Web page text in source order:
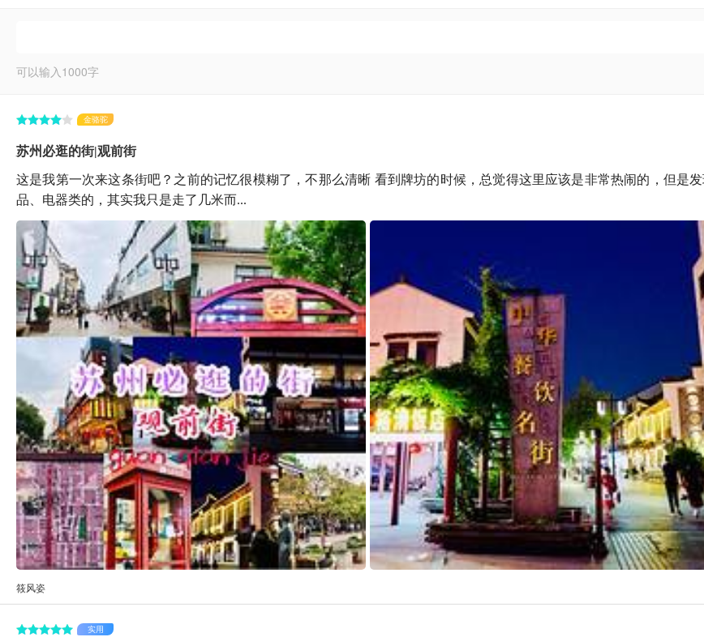
可以输入1000字
金骆驼
苏州必逛的街|观前街
这是我第一次来这条街吧？之前的记忆很模糊了，不那么清晰 看到牌坊的时候，总觉得这里应该是非常热闹的，但是
品、电器类的，其实我只是走了几米而...
筱风姿
实用